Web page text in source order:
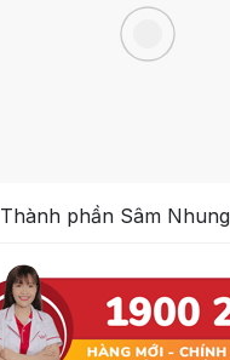
Thành phần Sâm